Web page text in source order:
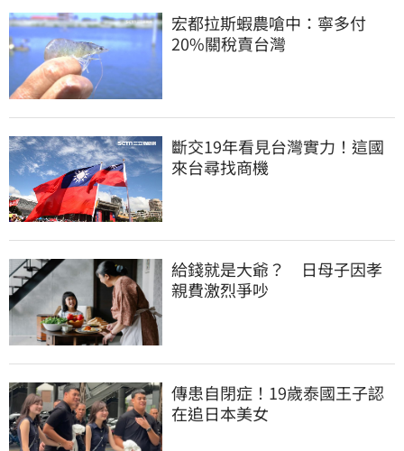
宏都拉斯蝦農嗆中：寧多付
20%關稅賣台灣
斷交19年看見台灣實力！這國
來台尋找商機
給錢就是大爺？　日母子因孝
親費激烈爭吵
傳患自閉症！19歲泰國王子認
在追日本美女